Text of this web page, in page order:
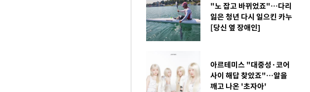
"노 잡고 바뀌었죠"…다리
잃은 청년 다시 일으킨 카누
[당신 옆 장애인]
아르테미스 "대중성·코어
사이 해답 찾았죠"…알을
깨고 나온 '초자아'